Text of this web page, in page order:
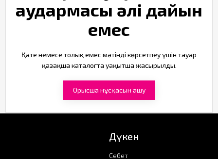
аудармасы әлі дайын
емес
Қате немесе толық емес мәтінді көрсетпеу үшін тауар
қазақша каталогта уақытша жасырылды.
Орысша нұсқасын ашу
Дүкен
Себет